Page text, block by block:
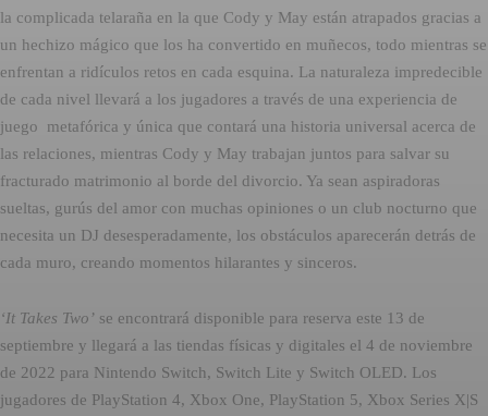
la complicada telaraña en la que Cody y May están atrapados gracias a
un hechizo mágico que los ha convertido en muñecos, todo mientras se
enfrentan a ridículos retos en cada esquina. La naturaleza impredecible
de cada nivel llevará a los jugadores a través de una experiencia de
juego metafórica y única que contará una historia universal acerca de
las relaciones, mientras Cody y May trabajan juntos para salvar su
fracturado matrimonio al borde del divorcio. Ya sean aspiradoras
sueltas, gurús del amor con muchas opiniones o un club nocturno que
necesita un DJ desesperadamente, los obstáculos aparecerán detrás de
cada muro, creando momentos hilarantes y sinceros.
‘It Takes Two’ se encontrará disponible para reserva este 13 de
septiembre y llegará a las tiendas físicas y digitales el 4 de noviembre
de 2022 para Nintendo Switch, Switch Lite y Switch OLED. Los
jugadores de PlayStation 4, Xbox One, PlayStation 5, Xbox Series X|S